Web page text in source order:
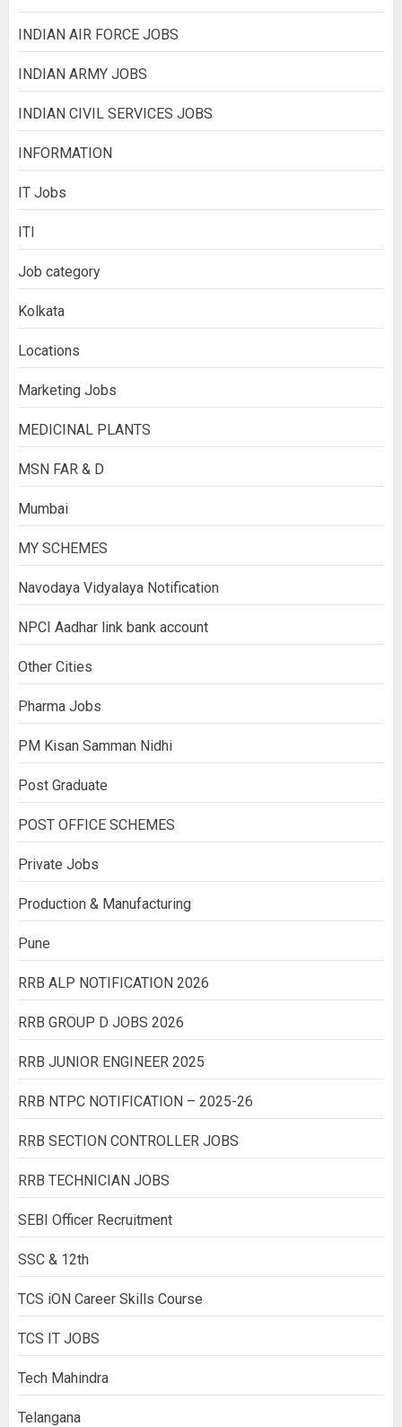
INDIAN AIR FORCE JOBS
INDIAN ARMY JOBS
INDIAN CIVIL SERVICES JOBS
INFORMATION
IT Jobs
ITI
Job category
Kolkata
Locations
Marketing Jobs
MEDICINAL PLANTS
MSN FAR & D
Mumbai
MY SCHEMES
Navodaya Vidyalaya Notification
NPCI Aadhar link bank account
Other Cities
Pharma Jobs
PM Kisan Samman Nidhi
Post Graduate
POST OFFICE SCHEMES
Private Jobs
Production & Manufacturing
Pune
RRB ALP NOTIFICATION 2026
RRB GROUP D JOBS 2026
RRB JUNIOR ENGINEER 2025
RRB NTPC NOTIFICATION – 2025-26
RRB SECTION CONTROLLER JOBS
RRB TECHNICIAN JOBS
SEBI Officer Recruitment
SSC & 12th
TCS iON Career Skills Course
TCS IT JOBS
Tech Mahindra
Telangana